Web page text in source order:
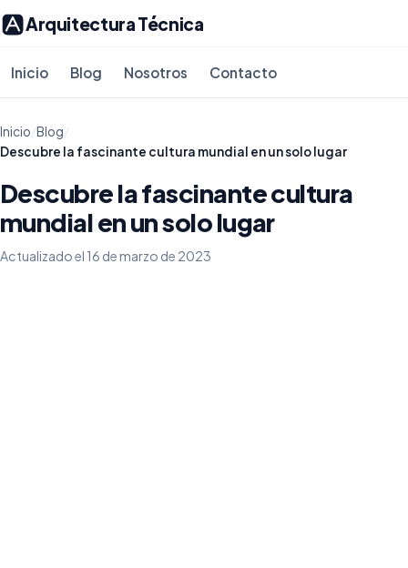
Arquitectura Técnica
Inicio Blog Nosotros Contacto
Inicio/Blog/
Descubre la fascinante cultura mundial en un solo lugar
Descubre la fascinante cultura
mundial en un solo lugar
Actualizado el 16 de marzo de 2023